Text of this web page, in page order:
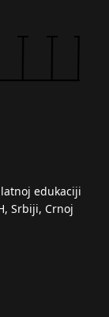
edukaciji
Srbiji, Crnoj